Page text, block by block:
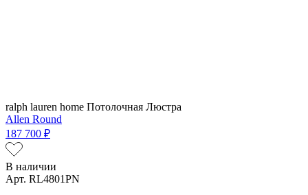
ralph lauren home Потолочная Люстра
Allen Round
187 700 ₽
В наличии
Арт. RL4801PN